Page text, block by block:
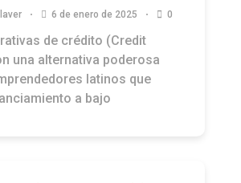
6 de enero de 2025 0
de crédito (Credit
una alternativa poderosa
latinos que
a bajo